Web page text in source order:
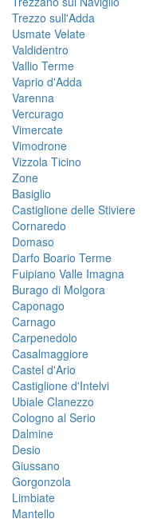
Trezzo sull'Adda
Usmate Velate
Valdidentro
Vallio Terme
Vaprio d'Adda
Varenna
Vercurago
Vimercate
Vimodrone
Vizzola Ticino
Zone
Basiglio
Castiglione delle Stiviere
Cornaredo
Domaso
Darfo Boario Terme
Fuipiano Valle Imagna
Burago di Molgora
Caponago
Carnago
Carpenedolo
Casalmaggiore
Castel d'Ario
Castiglione d'Intelvi
Ubiale Clanezzo
Cologno al Serio
Dalmine
Desio
Giussano
Gorgonzola
Limbiate
Mantello